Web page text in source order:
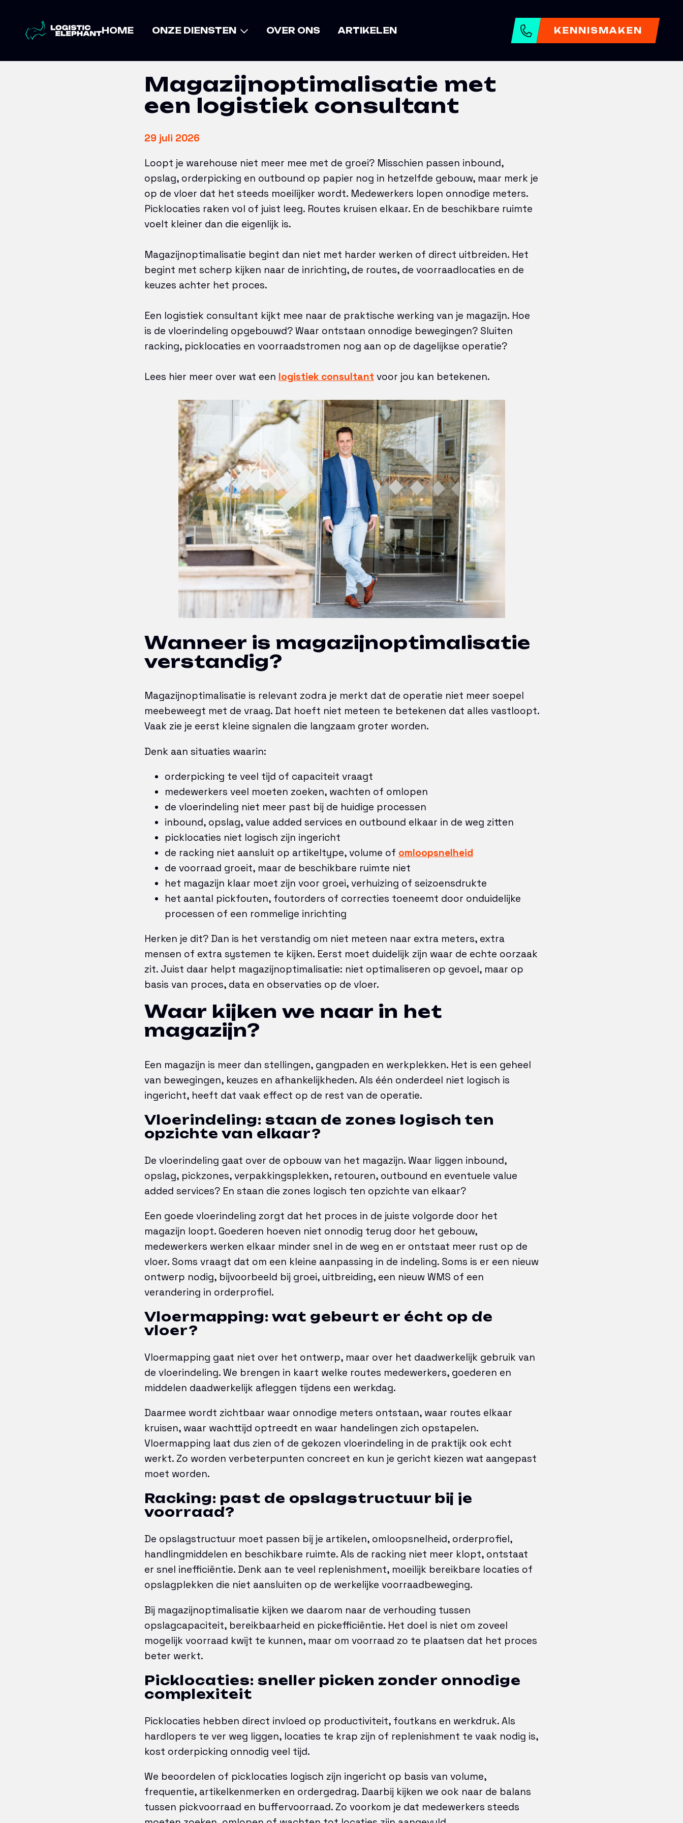
HOME ONZE DIENSTEN OVER ONS ARTIKELEN KENNISMAKEN
Magazijnoptimalisatie met
een logistiek consultant
29 juli 2026
Loopt je warehouse niet meer mee met de groei? Misschien passen inbound,
opslag, orderpicking en outbound op papier nog in hetzelfde gebouw, maar merk je
op de vloer dat het steeds moeilijker wordt. Medewerkers lopen onnodige meters.
Picklocaties raken vol of juist leeg. Routes kruisen elkaar. En de beschikbare ruimte
voelt kleiner dan die eigenlijk is.
Magazijnoptimalisatie begint dan niet met harder werken of direct uitbreiden. Het
begint met scherp kijken naar de inrichting, de routes, de voorraadlocaties en de
keuzes achter het proces.
Een logistiek consultant kijkt mee naar de praktische werking van je magazijn. Hoe
is de vloerindeling opgebouwd? Waar ontstaan onnodige bewegingen? Sluiten
racking, picklocaties en voorraadstromen nog aan op de dagelijkse operatie?
Lees hier meer over wat een logistiek consultant voor jou kan betekenen.
Wanneer is magazijnoptimalisatie
verstandig?
Magazijnoptimalisatie is relevant zodra je merkt dat de operatie niet meer soepel
meebeweegt met de vraag. Dat hoeft niet meteen te betekenen dat alles vastloopt.
Vaak zie je eerst kleine signalen die langzaam groter worden.
Denk aan situaties waarin:
orderpicking te veel tijd of capaciteit vraagt
medewerkers veel moeten zoeken, wachten of omlopen
de vloerindeling niet meer past bij de huidige processen
inbound, opslag, value added services en outbound elkaar in de weg zitten
picklocaties niet logisch zijn ingericht
de racking niet aansluit op artikeltype, volume of omloopsnelheid
de voorraad groeit, maar de beschikbare ruimte niet
het magazijn klaar moet zijn voor groei, verhuizing of seizoensdrukte
het aantal pickfouten, foutorders of correcties toeneemt door onduidelijke
processen of een rommelige inrichting
Herken je dit? Dan is het verstandig om niet meteen naar extra meters, extra
mensen of extra systemen te kijken. Eerst moet duidelijk zijn waar de echte oorzaak
zit. Juist daar helpt magazijnoptimalisatie: niet optimaliseren op gevoel, maar op
basis van proces, data en observaties op de vloer.
Waar kijken we naar in het
magazijn?
Een magazijn is meer dan stellingen, gangpaden en werkplekken. Het is een geheel
van bewegingen, keuzes en afhankelijkheden. Als één onderdeel niet logisch is
ingericht, heeft dat vaak effect op de rest van de operatie.
Vloerindeling: staan de zones logisch ten
opzichte van elkaar?
De vloerindeling gaat over de opbouw van het magazijn. Waar liggen inbound,
opslag, pickzones, verpakkingsplekken, retouren, outbound en eventuele value
added services? En staan die zones logisch ten opzichte van elkaar?
Een goede vloerindeling zorgt dat het proces in de juiste volgorde door het
magazijn loopt. Goederen hoeven niet onnodig terug door het gebouw,
medewerkers werken elkaar minder snel in de weg en er ontstaat meer rust op de
vloer. Soms vraagt dat om een kleine aanpassing in de indeling. Soms is er een nieuw
ontwerp nodig, bijvoorbeeld bij groei, uitbreiding, een nieuw WMS of een
verandering in orderprofiel.
Vloermapping: wat gebeurt er écht op de
vloer?
Vloermapping gaat niet over het ontwerp, maar over het daadwerkelijk gebruik van
de vloerindeling. We brengen in kaart welke routes medewerkers, goederen en
middelen daadwerkelijk afleggen tijdens een werkdag.
Daarmee wordt zichtbaar waar onnodige meters ontstaan, waar routes elkaar
kruisen, waar wachttijd optreedt en waar handelingen zich opstapelen.
Vloermapping laat dus zien of de gekozen vloerindeling in de praktijk ook echt
werkt. Zo worden verbeterpunten concreet en kun je gericht kiezen wat aangepast
moet worden.
Racking: past de opslagstructuur bij je
voorraad?
De opslagstructuur moet passen bij je artikelen, omloopsnelheid, orderprofiel,
handlingmiddelen en beschikbare ruimte. Als de racking niet meer klopt, ontstaat
er snel inefficiëntie. Denk aan te veel replenishment, moeilijk bereikbare locaties of
opslagplekken die niet aansluiten op de werkelijke voorraadbeweging.
Bij magazijnoptimalisatie kijken we daarom naar de verhouding tussen
opslagcapaciteit, bereikbaarheid en pickefficiëntie. Het doel is niet om zoveel
mogelijk voorraad kwijt te kunnen, maar om voorraad zo te plaatsen dat het proces
beter werkt.
Picklocaties: sneller picken zonder onnodige
complexiteit
Picklocaties hebben direct invloed op productiviteit, foutkans en werkdruk. Als
hardlopers te ver weg liggen, locaties te krap zijn of replenishment te vaak nodig is,
kost orderpicking onnodig veel tijd.
We beoordelen of picklocaties logisch zijn ingericht op basis van volume,
frequentie, artikelkenmerken en ordergedrag. Daarbij kijken we ook naar de balans
tussen pickvoorraad en buffervoorraad. Zo voorkom je dat medewerkers steeds